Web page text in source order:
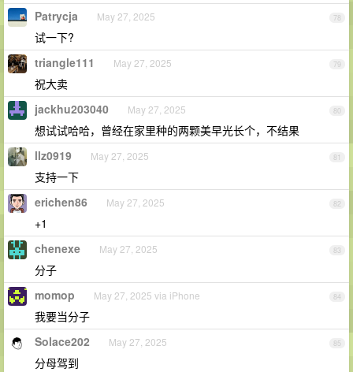
78
Patrycja May 27, 2025
试一下?
79
triangle111 May 27, 2025
祝大卖
80
jackhu203040 May 27, 2025
想试试哈哈，曾经在家里种的两颗美早光长个，不结果
81
llz0919 May 27, 2025
支持一下
82
erichen86 May 27, 2025
+1
83
chenexe May 27, 2025
分子
84
momop May 27, 2025 via iPhone
我要当分子
85
Solace202 May 27, 2025
分母驾到